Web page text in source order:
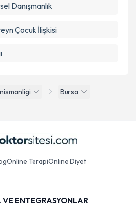
Bursa
Danışmanlık
Çocuk İlişkisi
Online TerapiOnline Diyet
VE ENTEGRASYONLAR